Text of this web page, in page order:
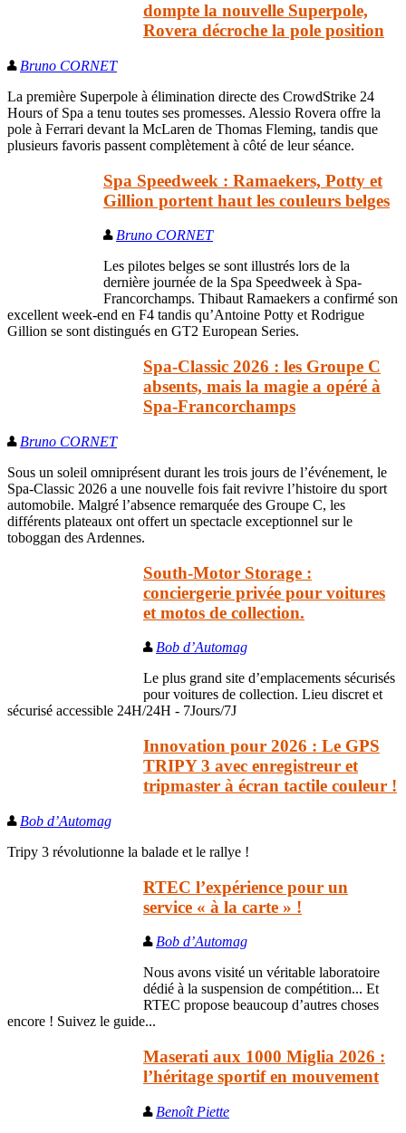
dompte la nouvelle Superpole,
Rovera décroche la pole position
Bruno CORNET
La première Superpole à élimination directe des CrowdStrike 24
Hours of Spa a tenu toutes ses promesses. Alessio Rovera offre la
pole à Ferrari devant la McLaren de Thomas Fleming, tandis que
plusieurs favoris passent complètement à côté de leur séance.
Spa Speedweek : Ramaekers, Potty et
Gillion portent haut les couleurs belges
Bruno CORNET
Les pilotes belges se sont illustrés lors de la
dernière journée de la Spa Speedweek à Spa-
Francorchamps. Thibaut Ramaekers a confirmé son
excellent week-end en F4 tandis qu’Antoine Potty et Rodrigue
Gillion se sont distingués en GT2 European Series.
Spa-Classic 2026 : les Groupe C
absents, mais la magie a opéré à
Spa-Francorchamps
Bruno CORNET
Sous un soleil omniprésent durant les trois jours de l’événement, le
Spa-Classic 2026 a une nouvelle fois fait revivre l’histoire du sport
automobile. Malgré l’absence remarquée des Groupe C, les
différents plateaux ont offert un spectacle exceptionnel sur le
toboggan des Ardennes.
South-Motor Storage :
conciergerie privée pour voitures
et motos de collection.
Bob d’Automag
Le plus grand site d’emplacements sécurisés
pour voitures de collection. Lieu discret et
sécurisé accessible 24H/24H - 7Jours/7J
Innovation pour 2026 : Le GPS
TRIPY 3 avec enregistreur et
tripmaster à écran tactile couleur !
Bob d’Automag
Tripy 3 révolutionne la balade et le rallye !
RTEC l’expérience pour un
service « à la carte » !
Bob d’Automag
Nous avons visité un véritable laboratoire
dédié à la suspension de compétition... Et
RTEC propose beaucoup d’autres choses
encore ! Suivez le guide...
Maserati aux 1000 Miglia 2026 :
l’héritage sportif en mouvement
Benoît Piette